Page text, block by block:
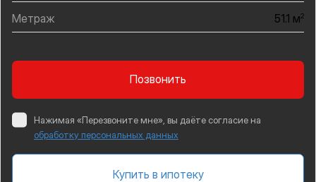
Метраж 51.1 м2
Позвонить
Нажимая «Перезвоните мне», вы даёте согласие на
обработку персональных данных
Купить в ипотеку